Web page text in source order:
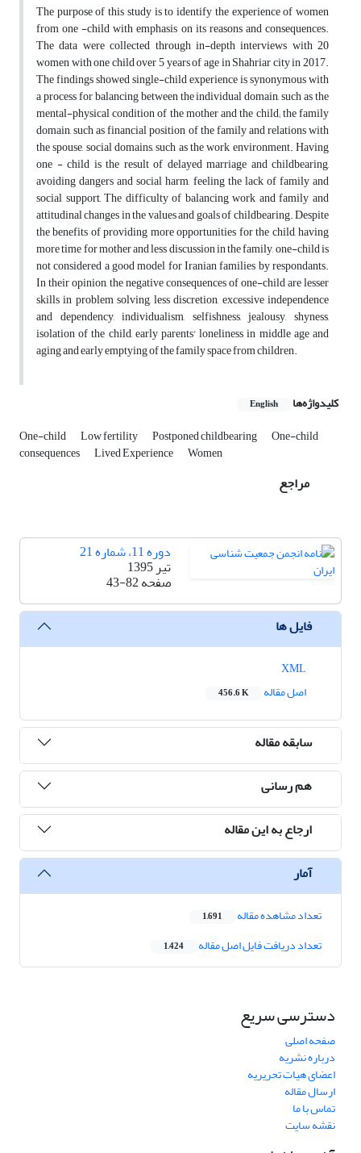
The purpose of this study is to identify the experience of women
from one -child with emphasis on its reasons and consequences.
The data were collected through in-depth interviews with 20
women with one child over 5 years of age in Shahriar city in 2017.
The findings showed single-child experience is synonymous with
a process for balancing between the individual domain, such as the
mental-physical condition of the mother and the child; the family
domain, such as financial position of the family and relations with
the spouse, social domains, such as the work environment. Having
one - child is the result of delayed marriage and childbearing,
avoiding dangers and social harm, feeling the lack of family and
social support, The difficulty of balancing work and family and
attitudinal changes in the values and goals of childbearing. Despite
the benefits of providing more opportunities for the child, having
more time for mother and less discussion in the family, one-child is
not considered a good model for Iranian families by respondants.
In their opinion, the negative consequences of one-child are lesser
skills in problem solving, less discretion, excessive independence
and dependency, individualism, selfishness, jealousy, shyness,
isolation of the child, early parents' loneliness in middle age and
aging and early emptying of the family space from children.
کلیدواژه‌ها English
One-child Low fertility Postponed childbearing One-child
consequences Lived Experience Women
مراجع
دوره 11، شماره 21
تیر 1395
صفحه43-82
فایل ها
اصل مقاله
456.6 K
سابقه مقاله
هم رسانی
ارجاع به این مقاله
آمار
تعداد مشاهده مقاله 1,691
تعداد دریافت فایل اصل مقاله 1,424
دسترسی سریع
صفحه اصلی
درباره نشریه
اعضای هیات تحریریه
ارسال مقاله
تماس با ما
نقشه سایت